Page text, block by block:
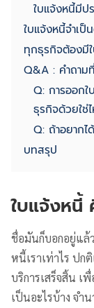
ใบแจ้งหนี้มีป
ใบแจ้งหนี้จำเป็
ทุกธุรกิจต้องมี
Q&A : คำถา
Q: การออกใ
ธุรกิจด้วยใช่
Q: ถ้าอยากไ
บทสรุป
ใบแจ้งหนี้
ชื่อมันก็บอกอยู่แล้
หนี้เราเท่าไร ปก
บริการเสร็จสิ้น เ
เป็นอะไรบ้าง จำ